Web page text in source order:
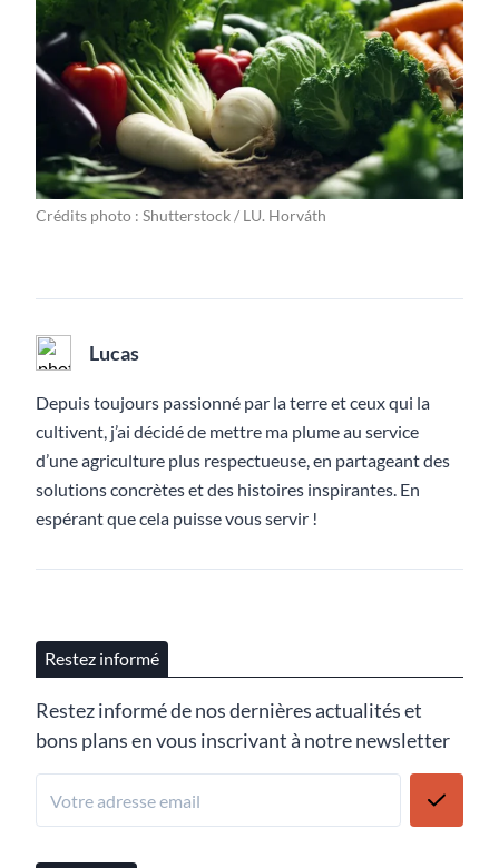
Crédits photo : Shutterstock / LU. Horváth
Lucas
Depuis toujours passionné par la terre et ceux qui la
cultivent, j’ai décidé de mettre ma plume au service
d’une agriculture plus respectueuse, en partageant des
solutions concrètes et des histoires inspirantes. En
espérant que cela puisse vous servir !
Restez informé
Restez informé de nos dernières actualités et
bons plans en vous inscrivant à notre newsletter